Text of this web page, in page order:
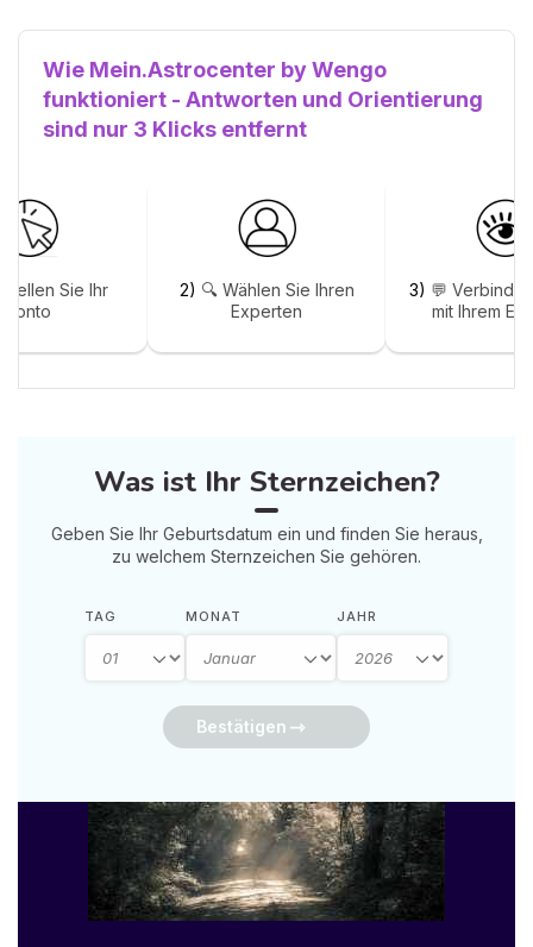
Wie Mein.Astrocenter by Wengo
funktioniert - Antworten und Orientierung
sind nur 3 Klicks entfernt
Sie Ihr
Konto
2) 🔍 Wählen Sie Ihren
Experten
3) 💬
mit Ihrem
Was ist Ihr Sternzeichen?
Geben Sie Ihr Geburtsdatum ein und finden Sie heraus,
zu welchem Sternzeichen Sie gehören.
TAG MONAT JAHR
Bestätigen